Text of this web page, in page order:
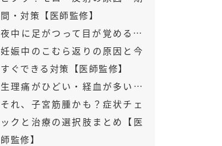
間・対策【医師監修】
夜中に足がつって目が覚める…
妊娠中のこむら返りの原因と今
すぐできる対策【医師監修】
生理痛がひどい・経血が多い…
それ、子宮筋腫かも？症状チェ
ックと治療の選択肢まとめ【医
師監修】